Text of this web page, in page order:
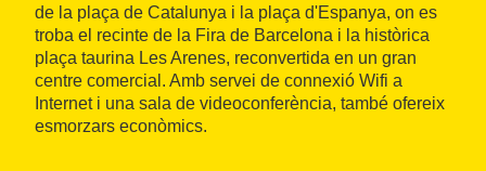
de la plaça de Catalunya i la plaça d'Espanya, on es
troba el recinte de la Fira de Barcelona i la històrica
plaça taurina Les Arenes, reconvertida en un gran
centre comercial. Amb servei de connexió Wifi a
Internet i una sala de videoconferència, també ofereix
esmorzars econòmics.